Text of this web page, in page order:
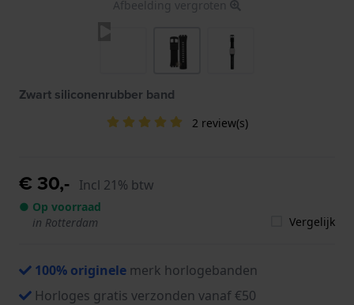
Afbeelding vergroten
Zwart siliconenrubber band
2 review(s)
€ 30,- Incl 21% btw
● Op voorraad
in Rotterdam
Vergelijk
100% originele merk horlogebanden
Horloges gratis verzonden vanaf €50